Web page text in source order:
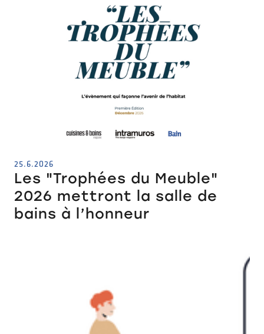
25.6.2026
Les "Trophées du Meuble"
2026 mettront la salle de
bains à l’honneur